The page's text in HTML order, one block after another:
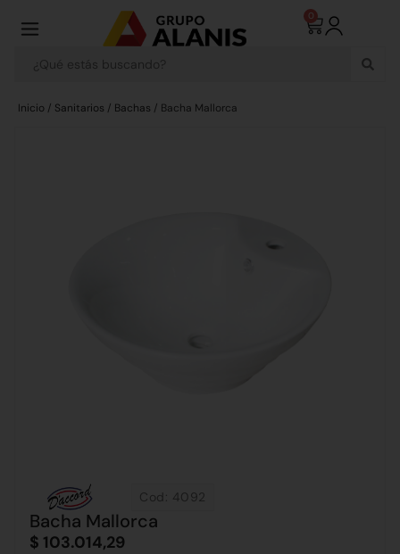
0
Inicio / Sanitarios / Bachas / Bacha Mallorca
Cod: 4092
Bacha Mallorca
$ 103.014,29